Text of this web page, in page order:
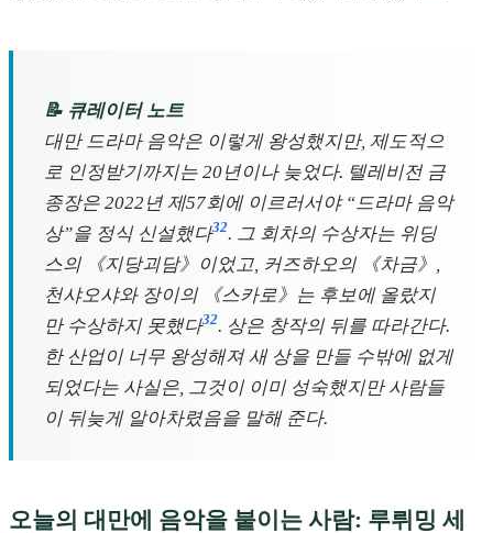
📝 큐레이터 노트
대만 드라마 음악은 이렇게 왕성했지만, 제도적으
로 인정받기까지는 20년이나 늦었다. 텔레비전 금
종장은 2022년 제57회에 이르러서야 “드라마 음악
상”을 정식 신설했다32. 그 회차의 수상자는 위딩
스의 《지당괴담》이었고, 커즈하오의 《차금》,
천샤오샤와 장이의 《스카로》는 후보에 올랐지
만 수상하지 못했다32. 상은 창작의 뒤를 따라간다.
한 산업이 너무 왕성해져 새 상을 만들 수밖에 없게
되었다는 사실은, 그것이 이미 성숙했지만 사람들
이 뒤늦게 알아차렸음을 말해 준다.
오늘의 대만에 음악을 붙이는 사람: 루뤼밍 세